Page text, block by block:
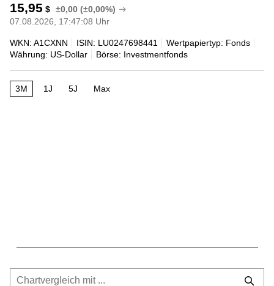
15,95 $ ±0,00 (±0,00%)
07.08.2026, 17:47:08 Uhr
WKN: A1CXNN ISIN: LU0247698441
Wertpapiertyp: Fonds
Währung: US-Dollar
Börse: Investmentfonds
3M 1J 5J Max